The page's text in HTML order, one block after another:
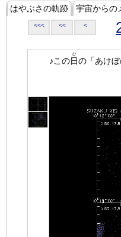
はやぶさの軌跡 宇宙からの
<<< << <
♪この日
ひ
の「あけぼ